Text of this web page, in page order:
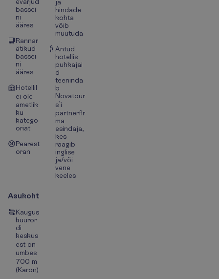
bassei
ni
ääres
Rannar
ätikud
bassei
ni
ääres
Hotellil
ei ole
ametlik
ku
katego
oriat
Pearest
oran
ja
hindade
kohta
võib
muutuda
Antud
hotellis
puhkajai
d
teeninda
b
Novatour
s`i
partnerfir
ma
esindaja,
kes
räägib
inglise
ja/või
vene
keeles
Asukoht
Kaugus
kuuror
di
keskus
est on
umbes
700 m
(Karon)